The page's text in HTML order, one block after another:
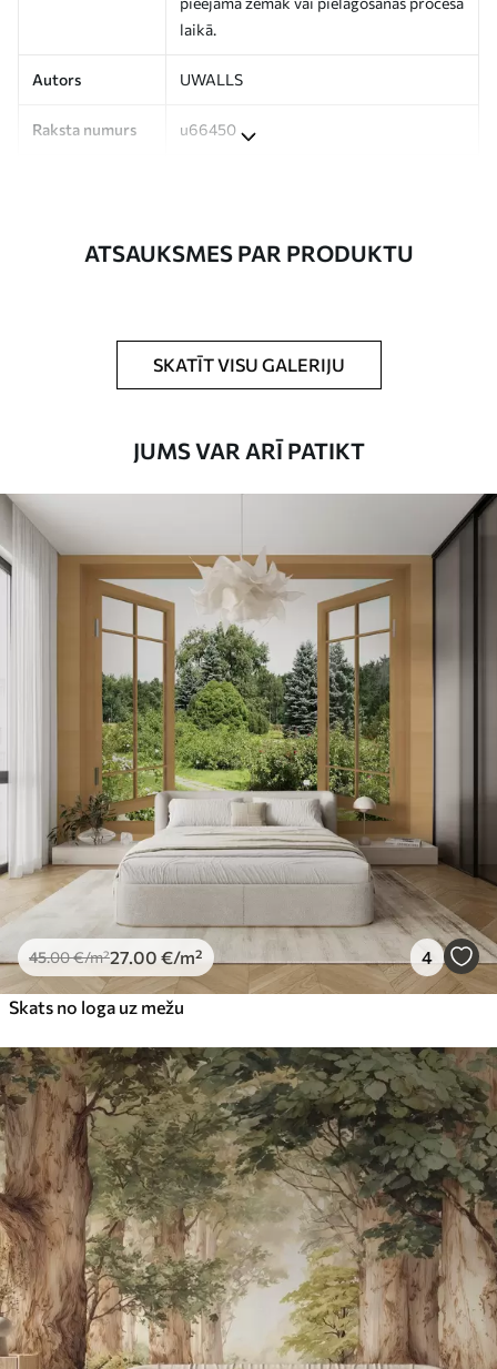
laikā.
Autors UWALLS
Raksta numurs u66450
Tapetes var viegli notīrīt ar mīkstu sūkli.
Tapetes ar lakas pārklājumu var tīrīt ar
Viengabala lietojums
Pieejamie materiāli
Standarts
Premium
.00€ /m²
Premium vinils
65.0039.00 €/m²
Peel and Stick
81.6548.99€/m²
ATSAUKSMES PAR PRODUKTU
SKATĪT VISU GALERIJU
JUMS VAR ARĪ PATIKT
45.00€/m²27.00 €/m² 4
Skats no loga uz mežu